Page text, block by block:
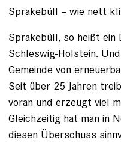
Sprakebüll – wie nett
Sprakebüll, so heißt
Schleswig-Holstein.
Gemeinde von
Seit über 25 Jahren
voran und erzeugt viel
Gleichzeitig hat man in
diesen Überschuss